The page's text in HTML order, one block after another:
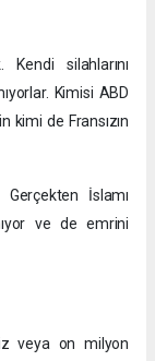
silahlarını
Kimisi ABD
kimi de Fransızın
İslamı
ve de emrini
veya on milyon